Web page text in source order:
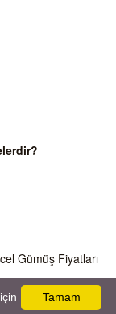
Gümüş Fiyatları
gören ve anlık değişen
Tamam